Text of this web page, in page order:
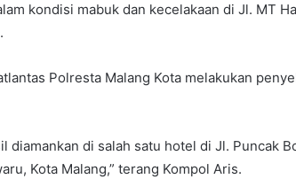
kondisi mabuk dan kecelakaan di Jl. MT
Polresta Malang Kota melakukan
diamankan di salah satu hotel di Jl. Puncak
Kota Malang,” terang Kompol Aris.